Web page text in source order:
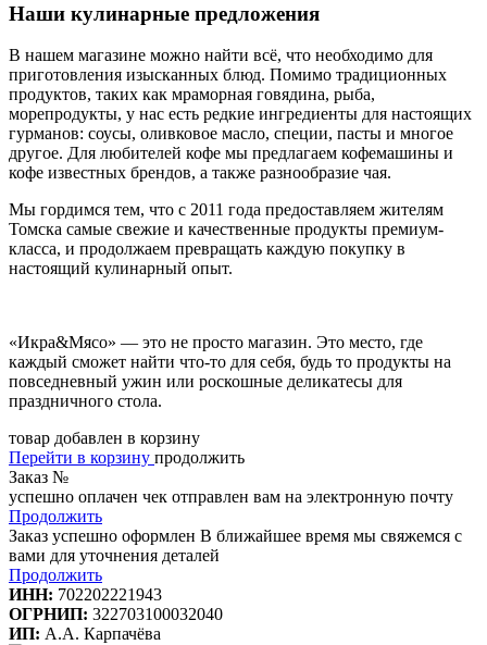
Наши кулинарные предложения
В нашем магазине можно найти всё, что необходимо для
приготовления изысканных блюд. Помимо традиционных
продуктов, таких как мраморная говядина, рыба,
морепродукты, у нас есть редкие ингредиенты для настоящих
гурманов: соусы, оливковое масло, специи, пасты и многое
другое. Для любителей кофе мы предлагаем кофемашины и
кофе известных брендов, а также разнообразие чая.
Мы гордимся тем, что с 2011 года предоставляем жителям
Томска самые свежие и качественные продукты премиум-
класса, и продолжаем превращать каждую покупку в
настоящий кулинарный опыт.
«Икра&Мясо» — это не просто магазин. Это место, где
каждый сможет найти что-то для себя, будь то продукты на
повседневный ужин или роскошные деликатесы для
праздничного стола.
товар добавлен в корзину
Перейти в корзину продолжить
Заказ №
успешно оплачен чек отправлен вам на электронную почту
Продолжить
Заказ успешно оформлен В ближайшее время мы свяжемся с
вами для уточнения деталей
Продолжить
ИНН: 702202221943
ОГРНИП: 322703100032040
ИП: А.А. Карпачёва